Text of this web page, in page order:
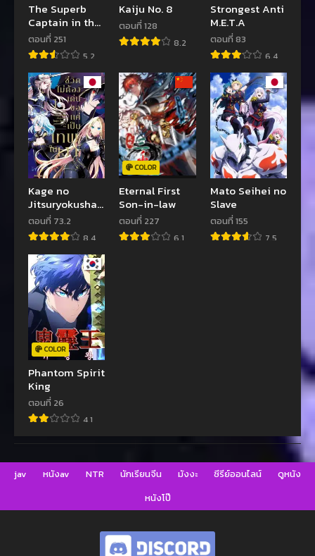
The Superb
Captain in the
City
ตอนที่ 251
5.2
Kaiju No. 8
ตอนที่ 128
8.2
Strongest Anti
M.E.T.A
ตอนที่ 83
6.4
Kage no
Jitsuryokusha
ni Naritakute
ชีวิตไม่ต้องเด่น
ขอแค่เป็นเทพใน
เงา
ตอนที่ 73.2
8.4
COLOR
Eternal First
Son-in-law
ตอนที่ 227
6.1
Mato Seihei no
Slave
ตอนที่ 155
7.5
COLOR
Phantom Spirit
King
ตอนที่ 26
4.1
jav หนังav NTR นักเรียนจีน มังงะ ซีรีย์ออนไลน์
ดูหนัง
หนังโป๊